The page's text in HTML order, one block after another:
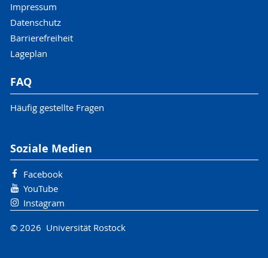
Impressum
Datenschutz
Barrierefreiheit
Lageplan
FAQ
Häufig gestellte Fragen
Soziale Medien
Facebook
YouTube
Instagram
© 2026 Universität Rostock